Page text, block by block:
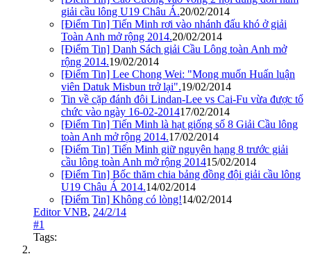
giải cầu lông U19 Châu Á.20/02/2014
[Điểm Tin] Tiến Minh rơi vào nhánh đấu khó ở giải
Toàn Anh mở rộng 2014.20/02/2014
[Điểm Tin] Danh Sách giải Cầu Lông toàn Anh mở
rộng 2014.19/02/2014
[Điểm Tin] Lee Chong Wei: "Mong muốn Huấn luận
viên Datuk Misbun trở lại".19/02/2014
Tin về cặp đánh đôi Lindan-Lee vs Cai-Fu vừa được tổ
chức vào ngày 16-02-201417/02/2014
[Điểm Tin] Tiến Minh là hạt giống số 8 Giải Cầu lông
toàn Anh mở rộng 2014.17/02/2014
[Điểm Tin] Tiến Minh giữ nguyên hạng 8 trước giải
cầu lông toàn Anh mở rộng 201415/02/2014
[Điểm Tin] Bốc thăm chia bảng đồng đội giải cầu lông
U19 Châu Á 2014.14/02/2014
[Điểm Tin] Không có lòng!14/02/2014
Editor VNB, 24/2/14
#1
Tags: